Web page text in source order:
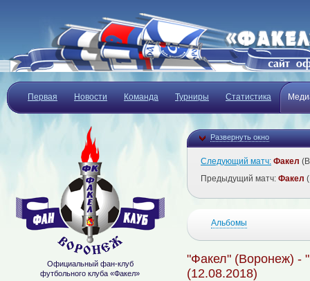
Первая Новости Команда Турниры Статистика
Развернуть окно
Следующий матч: Факел
Предыдущий матч: Факел
Альбомы
"Факел" (Воронеж) -
(12.08.2018)
Официальный фан-клуб
футбольного клуба «Факел»